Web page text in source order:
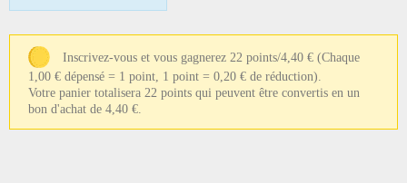
Inscrivez-vous et vous gagnerez 22 points/4,40 € (Chaque
1,00 € dépensé = 1 point, 1 point = 0,20 € de réduction).
Votre panier totalisera 22 points qui peuvent être convertis en un
bon d'achat de 4,40 €.